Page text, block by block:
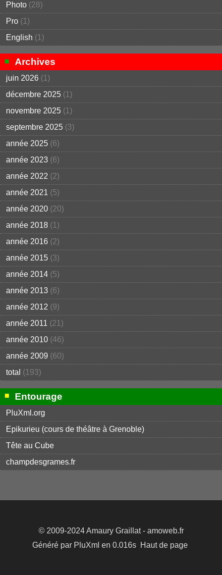
Photo (28)
Pro (1)
English (1)
Archives
juin 2026 (1)
décembre 2025 (1)
novembre 2025 (1)
septembre 2025 (3)
année 2025 (6)
année 2023 (6)
année 2022 (2)
année 2021 (5)
année 2020 (20)
année 2018 (1)
année 2016 (2)
année 2015 (3)
année 2014 (5)
année 2013 (6)
année 2012 (9)
année 2011 (21)
année 2010 (46)
année 2009 (60)
total (193)
Entourage
PluXml.org
Epikurieu (cours de théâtre à Grenoble)
Tête au Cube
champdesgrames.fr
© 2009-2024Amaury Graillat- amoweb.fr
Généré par PluXml en 0.016s Haut de page